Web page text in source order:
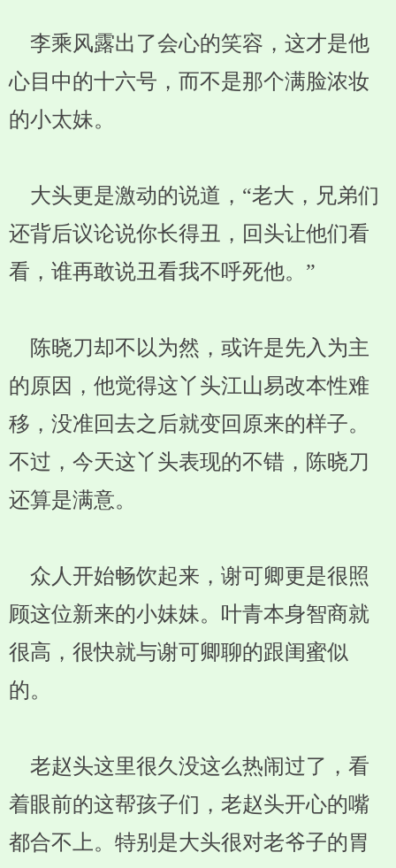
李乘风露出了会心的笑容，这才是他
心目中的十六号，而不是那个满脸浓妆
的小太妹。
大头更是激动的说道，“老大，兄弟们
还背后议论说你长得丑，回头让他们看
看，谁再敢说丑看我不呼死他。”
陈晓刀却不以为然，或许是先入为主
的原因，他觉得这丫头江山易改本性难
移，没准回去之后就变回原来的样子。
不过，今天这丫头表现的不错，陈晓刀
还算是满意。
众人开始畅饮起来，谢可卿更是很照
顾这位新来的小妹妹。叶青本身智商就
很高，很快就与谢可卿聊的跟闺蜜似
的。
老赵头这里很久没这么热闹过了，看
着眼前的这帮孩子们，老赵头开心的嘴
都合不上。特别是大头很对老爷子的胃